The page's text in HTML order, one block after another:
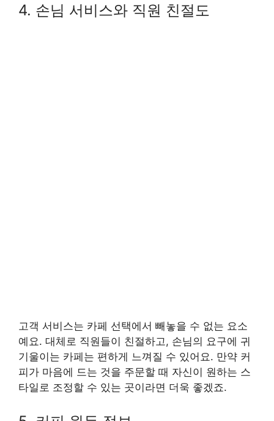
4. 손님 서비스와 직원 친절도
고객 서비스는 카페 선택에서 빼놓을 수 없는 요소
예요. 대체로 직원들이 친절하고, 손님의 요구에 귀
기울이는 카페는 편하게 느껴질 수 있어요. 만약 커
피가 마음에 드는 것을 주문할 때 자신이 원하는 스
타일로 조정할 수 있는 곳이라면 더욱 좋겠죠.